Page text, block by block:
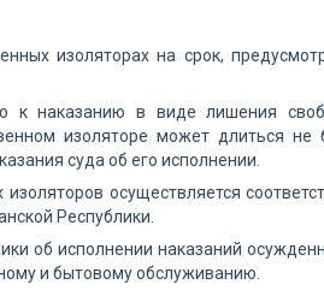
изоляторах на срок,
к наказанию в виде лишения
изоляторе может длиться
суда об его исполнении.
осуществляется
Республики.
об исполнении наказаний
и бытовому обслуживанию.